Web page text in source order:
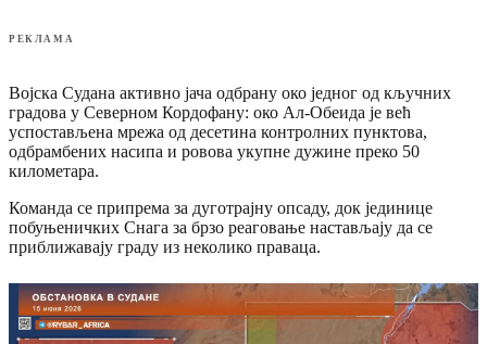
РЕКЛАМА
Војска Судана активно јача одбрану око једног од кључних
градова у Северном Кордофану: око Ал-Обеида је већ
успостављена мрежа од десетина контролних пунктова,
одбрамбених насипа и ровова укупне дужине преко 50
километара.
Команда се припрема за дуготрајну опсаду, док јединице
побуњеничких Снага за брзо реаговање настављају да се
приближавају граду из неколико праваца.